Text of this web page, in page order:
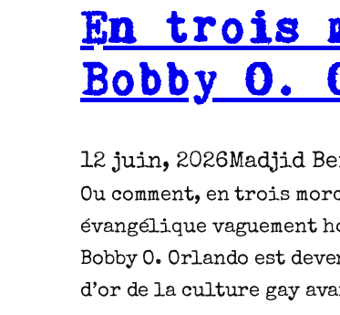
En trois
Bobby O.
12 juin, 2026Madjid
Ou comment, en trois
évangélique vaguement
Bobby O. Orlando est
d’or de la culture gay